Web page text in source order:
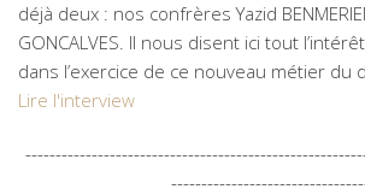
déjà deux : nos confrères Yazid
GONCALVES. Il nous disent ici tout
dans l’exercice de ce nouveau métier du
Lire l'interview